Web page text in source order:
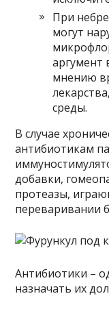
При
могут
аргумент
мнению
среды.
В случае
антибиотикам
добавки,
протеазы,
переваривании
Антибиотики –
назначать их